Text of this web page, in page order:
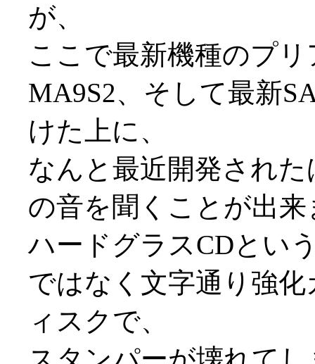
が、
ここで最新機種のプ
MA9S2、そして最新
けた上に、
なんと最近開発され
の音を聞くことが出
ハードグラスCDとい
ではなく文字通り強
ィスクで、